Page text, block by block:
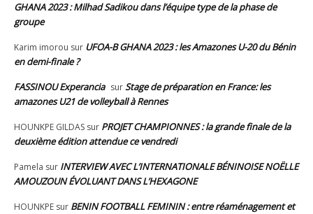
GHANA 2023 : Milhad Sadikou dans l’équipe type de la phase de
groupe
Karim imorou sur UFOA-B GHANA 2023 : les Amazones U-20 du Bénin
en demi-finale ?
FASSINOU Experancia surStage de préparation en France: les
amazones U21 de volleyball à Rennes
HOUNKPE GILDAS sur PROJET CHAMPIONNES : la grande finale de la
deuxième édition attendue ce vendredi
Pamela sur INTERVIEW AVEC L’INTERNATIONALE BÉNINOISE NOËLLE
AMOUZOUN ÉVOLUANT DANS L’HEXAGONE
HOUNKPE sur BENIN FOOTBALL FEMININ : entre réaménagement et